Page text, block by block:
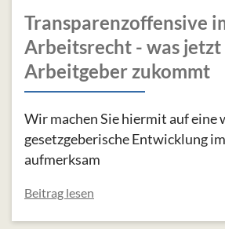
Transparenzoffensive
Arbeitsrecht - was jetzt
Arbeitgeber zukommt
Wir machen Sie hiermit auf eine
gesetzgeberische Entwicklung
aufmerksam
Beitrag lesen